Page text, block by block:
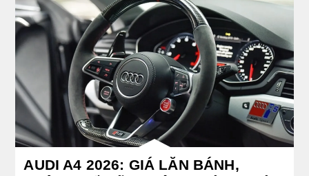
AUDI A4 2026: GIÁ LĂN BÁNH,